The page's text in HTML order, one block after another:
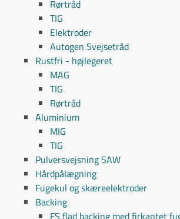
Rørtråd
TIG
Elektroder
Autogen Svejsetråd
Rustfri - højlegeret
MAG
TIG
Rørtråd
Aluminium
MIG
TIG
Pulversvejsning SAW
Hårdpålægning
Fugekul og skæreelektroder
Backing
FS flad backing med firkantet